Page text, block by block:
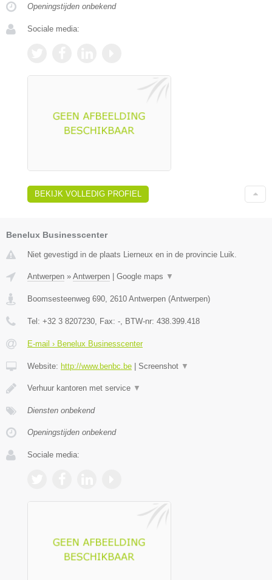
Openingstijden onbekend
Sociale media:
BEKIJK VOLLEDIG PROFIEL
Benelux Businesscenter
Niet gevestigd in de plaats Lierneux en in de provincie Luik.
Antwerpen » Antwerpen Google maps ▼
Boomsesteenweg 690, 2610 Antwerpen (Antwerpen)
Tel: +32 3 8207230, Fax: -, BTW-nr: 438.399.418
E-mail › Benelux Businesscenter
Website: http://www.benbc.be Screenshot ▼
Verhuur kantoren met service ▼
Diensten onbekend
Openingstijden onbekend
Sociale media: